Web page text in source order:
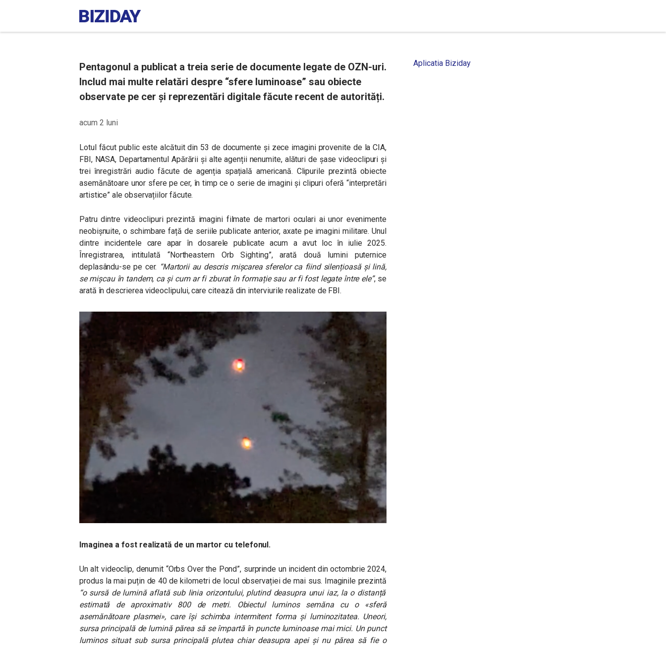
Pentagonul a publicat a treia serie de documente legate de OZN-uri.
Includ mai multe relatări despre “sfere luminoase” sau obiecte
observate pe cer și reprezentări digitale făcute recent de autorități.
acum 2 luni
Lotul făcut public este alcătuit din 53 de documente și zece imagini provenite de la CIA,
FBI, NASA, Departamentul Apărării și alte agenții nenumite, alături de șase videoclipuri și
trei înregistrări audio făcute de agenția spațială americană. Clipurile prezintă obiecte
asemănătoare unor sfere pe cer, în timp ce o serie de imagini și clipuri oferă “interpretări
artistice” ale observațiilor făcute.
Patru dintre videoclipuri prezintă imagini filmate de martori oculari ai unor evenimente
neobișnuite, o schimbare față de seriile publicate anterior, axate pe imagini militare. Unul
dintre incidentele care apar în dosarele publicate acum a avut loc în iulie 2025.
Înregistrarea, intitulată “Northeastern Orb Sighting”, arată două lumini puternice
deplasându-se pe cer. “Martorii au descris mișcarea sferelor ca fiind silențioasă și lină,
se mișcau în tandem, ca și cum ar fi zburat în formație sau ar fi fost legate între ele”, se
arată în descrierea videoclipului, care citează din interviurile realizate de FBI.
Imaginea a fost realizată de un martor cu telefonul.
Un alt videoclip, denumit “Orbs Over the Pond”, surprinde un incident din octombrie 2024,
produs la mai puțin de 40 de kilometri de locul observației de mai sus. Imaginile prezintă
“o sursă de lumină aflată sub linia orizontului, plutind deasupra unui iaz, la o distanță
estimată de aproximativ 800 de metri. Obiectul luminos semăna cu o «sferă
asemănătoare plasmei», care își schimba intermitent forma și luminozitatea. Uneori,
sursa principală de lumină părea să se împartă în puncte luminoase mai mici. Un punct
luminos situat sub sursa principală plutea chiar deasupra apei și nu părea să fie o
Aplicatia Biziday